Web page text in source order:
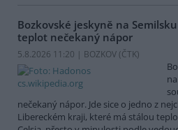
Bozkovské jeskyně na
teplot nečekaný nápor
5.8.2026 11:20 | BOZKOV (ČTK)
nečekaný nápor. Jde sice o jedno z
Libereckém kraji, které má stálou